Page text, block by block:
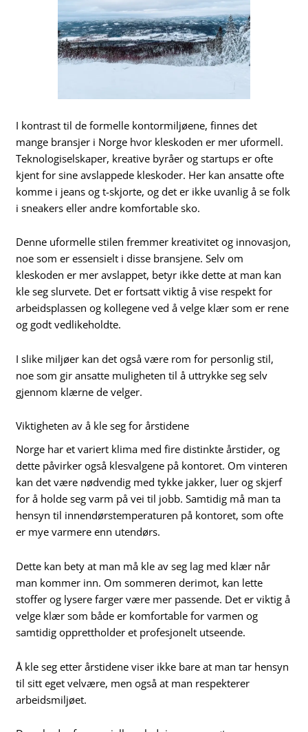
I kontrast til de formelle kontormiljøene, finnes det
mange bransjer i Norge hvor kleskoden er mer uformell.
Teknologiselskaper, kreative byråer og startups er ofte
kjent for sine avslappede kleskoder. Her kan ansatte ofte
komme i jeans og t-skjorte, og det er ikke uvanlig å se folk
i sneakers eller andre komfortable sko.
Denne uformelle stilen fremmer kreativitet og innovasjon,
noe som er essensielt i disse bransjene. Selv om
kleskoden er mer avslappet, betyr ikke dette at man kan
kle seg slurvete. Det er fortsatt viktig å vise respekt for
arbeidsplassen og kollegene ved å velge klær som er rene
og godt vedlikeholdte.
I slike miljøer kan det også være rom for personlig stil,
noe som gir ansatte muligheten til å uttrykke seg selv
gjennom klærne de velger.
Viktigheten av å kle seg for årstidene
Norge har et variert klima med fire distinkte årstider, og
dette påvirker også klesvalgene på kontoret. Om vinteren
kan det være nødvendig med tykke jakker, luer og skjerf
for å holde seg varm på vei til jobb. Samtidig må man ta
hensyn til innendørstemperaturen på kontoret, som ofte
er mye varmere enn utendørs.
Dette kan bety at man må kle av seg lag med klær når
man kommer inn. Om sommeren derimot, kan lette
stoffer og lysere farger være mer passende. Det er viktig å
velge klær som både er komfortable for varmen og
samtidig opprettholder et profesjonelt utseende.
Å kle seg etter årstidene viser ikke bare at man tar hensyn
til sitt eget velvære, men også at man respekterer
arbeidsmiljøet.